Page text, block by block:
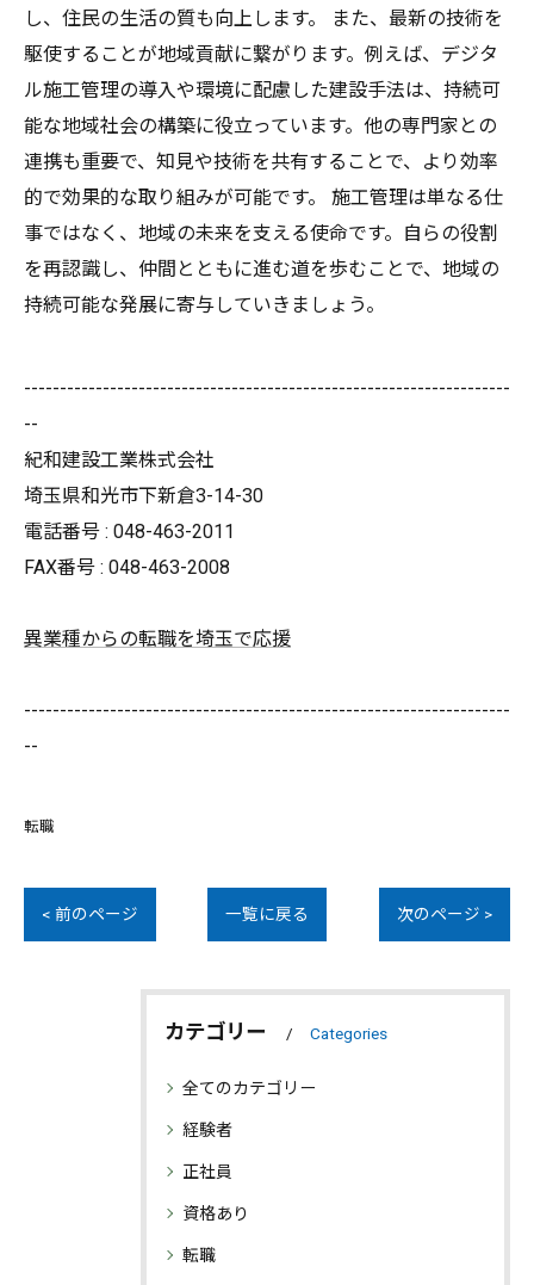
し、住民の生活の質も向上します。 また、最新の技術を
駆使することが地域貢献に繋がります。例えば、デジタ
ル施工管理の導入や環境に配慮した建設手法は、持続可
能な地域社会の構築に役立っています。他の専門家との
連携も重要で、知見や技術を共有することで、より効率
的で効果的な取り組みが可能です。 施工管理は単なる仕
事ではなく、地域の未来を支える使命です。自らの役割
を再認識し、仲間とともに進む道を歩むことで、地域の
持続可能な発展に寄与していきましょう。
--------------------------------------------------------------------
--
紀和建設工業株式会社
埼玉県和光市下新倉3-14-30
電話番号 : 048-463-2011
FAX番号 : 048-463-2008
異業種からの転職を埼玉で応援
--------------------------------------------------------------------
--
転職
< 前のページ 一覧に戻る 次のページ >
カテゴリー Categories
全てのカテゴリー
経験者
正社員
資格あり
転職